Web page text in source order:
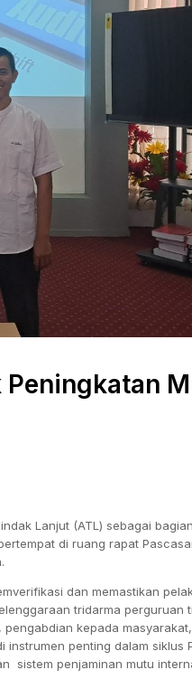
Peningkatan
Lanjut (ATL) sebagai
di ruang rapat
dan memastikan
tridarma perguruan
kepada
instrumen penting dalam siklus
sistem penjaminan mutu